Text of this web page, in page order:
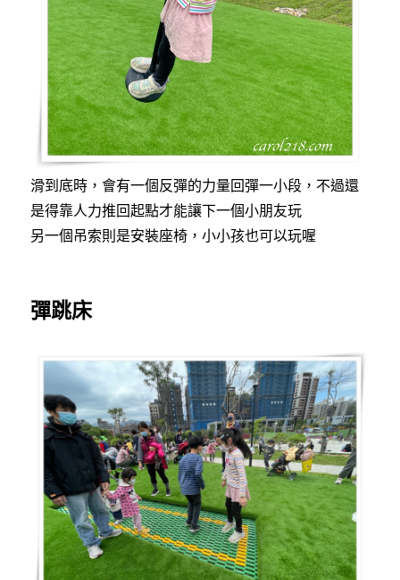
滑到底時，會有一個反彈的力量回彈一小段，不過還
是得靠人力推回起點才能讓下一個小朋友玩
另一個吊索則是安裝座椅，小小孩也可以玩喔
彈跳床